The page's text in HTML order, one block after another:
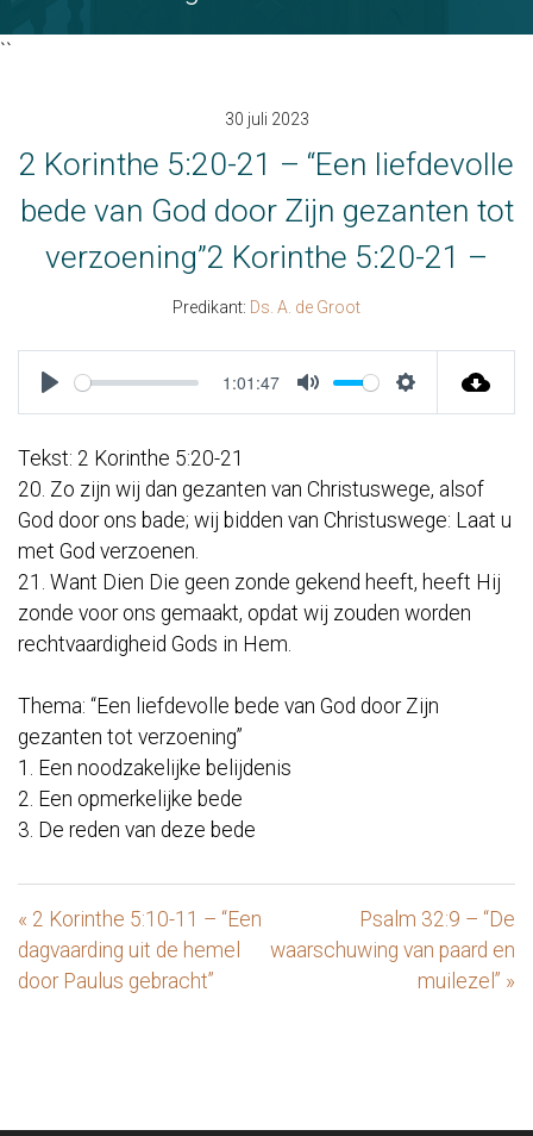
``
30 juli 2023
2 Korinthe 5:20-21 – “Een liefdevolle
bede van God door Zijn gezanten tot
verzoening”2 Korinthe 5:20-21 –
Predikant: Ds. A. de Groot
Play
1:01:47
Mute Settings
Tekst: 2 Korinthe 5:20-21
20. Zo zijn wij dan gezanten van Christuswege, alsof
God door ons bade; wij bidden van Christuswege: Laat u
met God verzoenen.
21. Want Dien Die geen zonde gekend heeft, heeft Hij
zonde voor ons gemaakt, opdat wij zouden worden
rechtvaardigheid Gods in Hem.
Thema: “Een liefdevolle bede van God door Zijn
gezanten tot verzoening”
1. Een noodzakelijke belijdenis
2. Een opmerkelijke bede
3. De reden van deze bede
« 2 Korinthe 5:10-11 – “Een
dagvaarding uit de hemel
door Paulus gebracht”
Psalm 32:9 – “De
waarschuwing van paard en
muilezel” »